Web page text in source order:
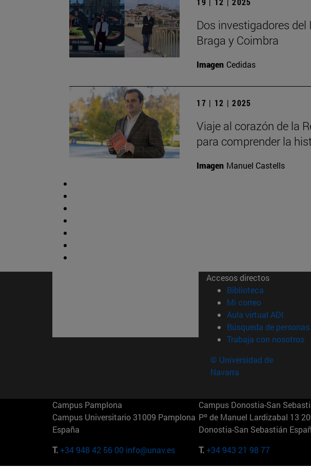
Dos investigadores
Braga y Coimbra
Imagen Cedidas
17 | 12 | 2025
Viaje al corazón de la
para comprender la
Imagen Manuel Castells
Accesos directos
Biblioteca (abre en
Mi correo(abre en
Aula virtual ADI (abre
Búsqueda de personas
Trabaja con nosotros
© Universidad de
Navarra
Campus Pamplona
Campus Universitario 31009 Pamplona
España
T.+34 948 42 56 00 info@unav.es
Campus Donostia-San
Pº de Manuel Lardizabal 13
Donostia-San Sebastián
T.+34 943 21 98 77